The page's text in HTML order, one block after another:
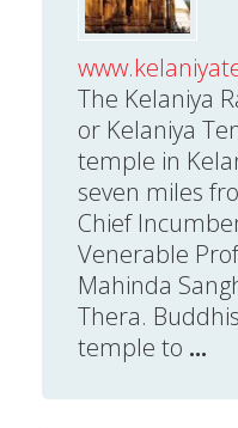
The Kelaniya
or Kelaniya
temple in
seven miles
Chief
Venerable
Mahinda
Thera.
temple to ...